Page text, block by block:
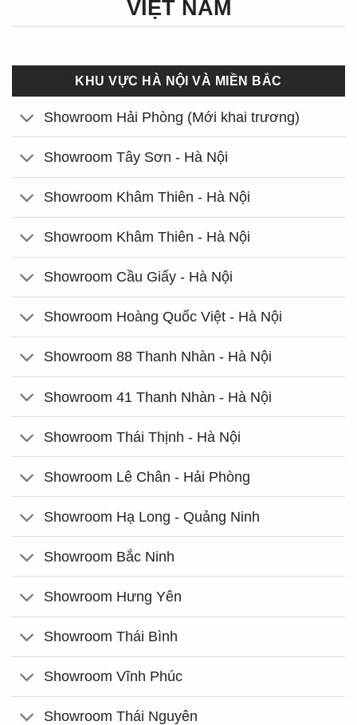
VIỆT NAM
KHU VỰC HÀ NỘI VÀ MIỀN BẮC
Showroom Hải Phòng (Mới khai trương)
Showroom Tây Sơn - Hà Nội
Showroom Khâm Thiên - Hà Nội
Showroom Khâm Thiên - Hà Nội
Showroom Cầu Giấy - Hà Nội
Showroom Hoàng Quốc Việt - Hà Nội
Showroom 88 Thanh Nhàn - Hà Nội
Showroom 41 Thanh Nhàn - Hà Nội
Showroom Thái Thịnh - Hà Nội
Showroom Lê Chân - Hải Phòng
Showroom Hạ Long - Quảng Ninh
Showroom Bắc Ninh
Showroom Hưng Yên
Showroom Thái Bình
Showroom Vĩnh Phúc
Showroom Thái Nguyên